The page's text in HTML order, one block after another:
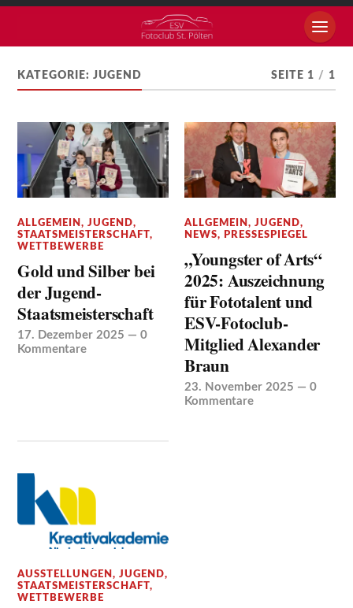
KATEGORIE:JUGEND SEITE 1 / 1
ALLGEMEIN,JUGEND,
STAATSMEISTERSCHAFT,
WETTBEWERBE
Gold und Silber bei
der Jugend-
Staatsmeisterschaft
17. Dezember 2025 —0
Kommentare
ALLGEMEIN,JUGEND,
NEWS, PRESSESPIEGEL
„Youngster of Arts“
2025: Auszeichnung
für Fototalent und
ESV-Fotoclub-
Mitglied Alexander
Braun
23. November 2025 —0
Kommentare
AUSSTELLUNGEN,JUGEND,
STAATSMEISTERSCHAFT,
WETTBEWERBE